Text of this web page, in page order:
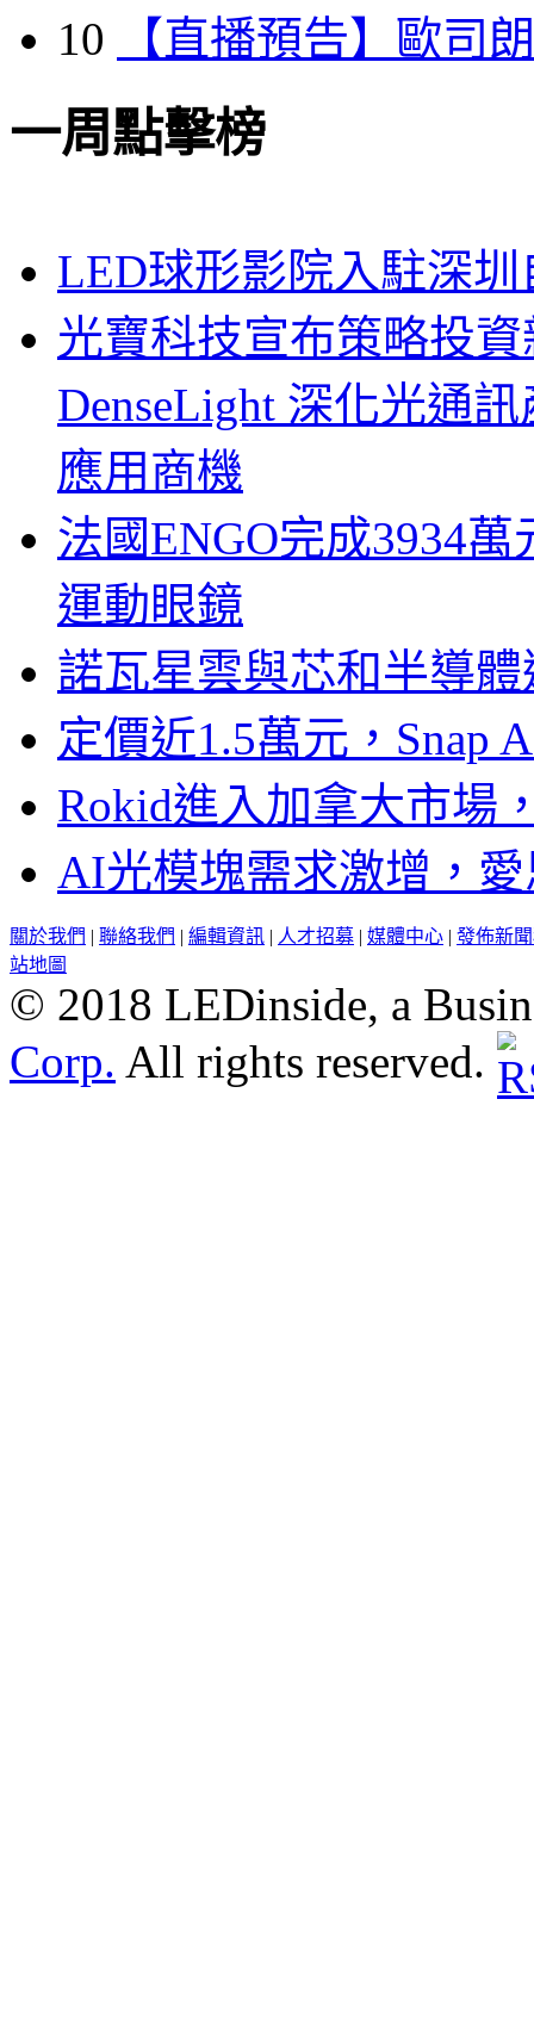
10
【直播預告】歐司
一周點擊榜
LED球形影院入駐深
光寶科技宣布策略投
DenseLight 深化光通
應用商機
法國ENGO完成3934
運動眼鏡
諾瓦星雲與芯和半導
定價近1.5萬元，Snap
Rokid進入加拿大市場
AI光模塊需求激增，
關於我們 | 聯絡我們 | 編輯資訊 | 人才招募 | 媒體中心 | 發佈新
站地圖
© 2018 LEDinside, a
Corp. All rights reserved.